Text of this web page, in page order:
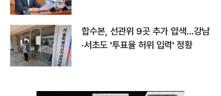
합수본, 선관위 9곳 추가 압색…강남
·서초도 '투표율 허위 입력' 정황